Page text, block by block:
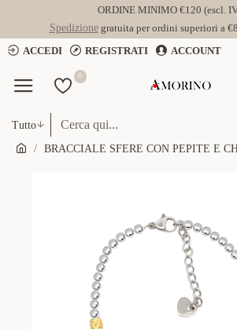
ORDINE MINIMO €120 (escl.
Spedizionegratuita per ordini superiori a
ACCEDI
REGISTRATI ACCOUNT
0
Tutto
BRACCIALE SFERE CON PEPITE E